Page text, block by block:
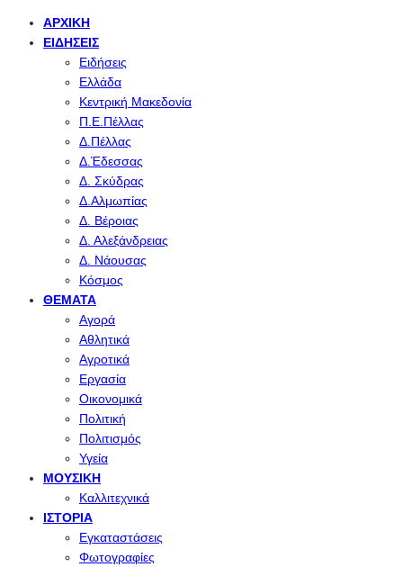
ΑΡΧΙΚΉ
ΕΙΔΉΣΕΙΣ
Ειδήσεις
Ελλάδα
Κεντρική Μακεδονία
Π.Ε.Πέλλας
Δ.Πέλλας
Δ.Έδεσσας
Δ. Σκύδρας
Δ.Αλμωπίας
Δ. Βέροιας
Δ. Αλεξάνδρειας
Δ. Νάουσας
Κόσμος
ΘΈΜΑΤΑ
Αγορά
Αθλητικά
Αγροτικά
Εργασία
Οικονομικά
Πολιτική
Πολιτισμός
Υγεία
ΜΟΥΣΙΚΉ
Καλλιτεχνικά
ΙΣΤΟΡΊΑ
Εγκαταστάσεις
Φωτογραφίες